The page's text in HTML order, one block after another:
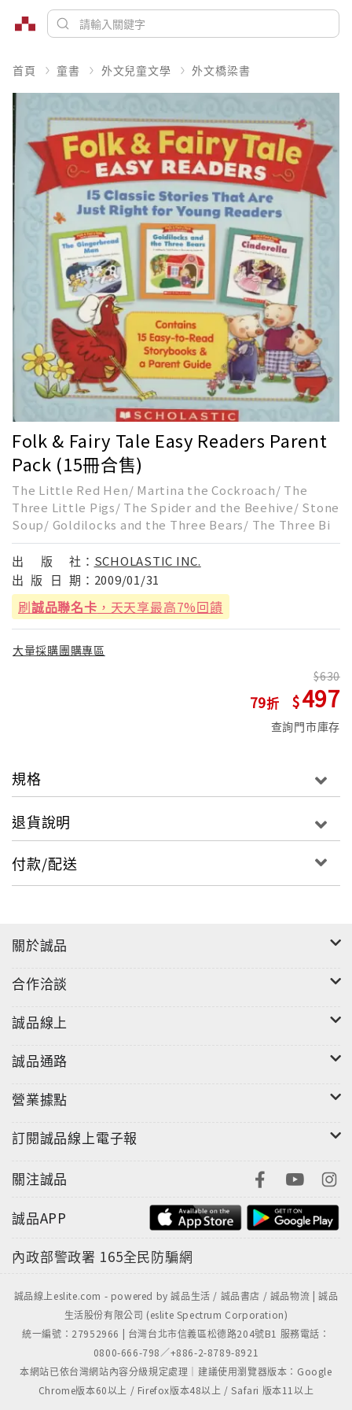
首頁 童書 外文兒童文學 外文橋梁書
Folk & Fairy Tale Easy Readers Parent
Pack (15冊合售)
The Little Red Hen/ Martina the Cockroach/ The
Three Little Pigs/ The Spider and the Beehive/ Stone
Soup/ Goldilocks and the Three Bears/ The Three Bi
出 版 社： SCHOLASTIC INC.
出 版 日 期： 2009/01/31
刷誠品聯名卡 ，天天享最高7%回饋
大量採購團購專區
79
630
497
查詢門市庫存
規格
退貨說明
付款/配送
關於誠品
合作洽談
誠品線上
誠品通路
營業據點
訂閱誠品線上電子報
關注誠品
誠品APP
內政部警政署 165全民防騙網
誠品線上eslite.com - powered by 誠品生活 / 誠品書店 / 誠品物流 | 誠品
生活股份有限公司 (eslite Spectrum Corporation)
統一編號：27952966 | 台灣台北市信義區松德路204號B1 服務電話：
0800-666-798／+886-2-8789-8921
本網站已依台灣網站內容分級規定處理｜建議使用瀏覽器版本：Google
Chrome版本60以上 / Firefox版本48以上 / Safari 版本11以上